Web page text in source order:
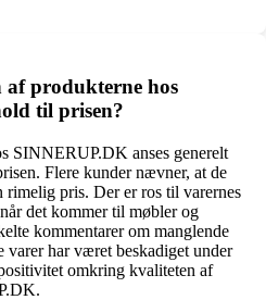
produkterne hos
til prisen?
SINNERUP.DK anses generelt
Flere kunder nævner, at de
rimelig pris. Der er ros til varernes
det kommer til møbler og
kommentarer om manglende
har været beskadiget under
omkring kvaliteten af